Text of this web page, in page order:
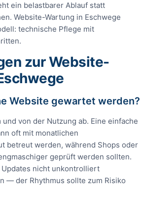
ein belastbarer Ablauf statt
Website-Wartung in Eschwege
technische Pflege mit
zur Website-
Website gewartet werden?
und von der Nutzung ab. Eine einfache
oft mit monatlichen
betreut werden, während Shops oder
geprüft werden sollten.
nicht unkontrolliert
— der Rhythmus sollte zum Risiko